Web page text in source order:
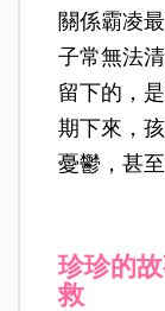
關係霸凌
子常無法
留下的，
期下來，
憂鬱，甚
珍珍的
救